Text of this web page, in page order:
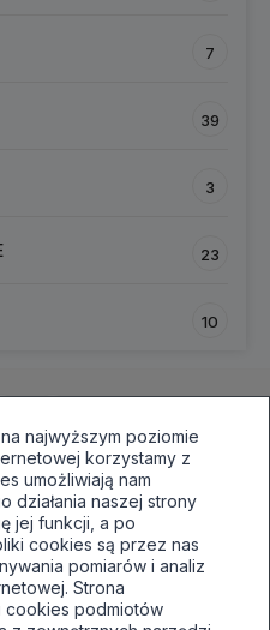
najwyższym poziomie
korzystamy z
umożliwiają nam
działania naszej strony
jej funkcji, a po
cookies są przez nas
pomiarów i analiz
Strona
cookies podmiotów
7
39
3
23
10
ul.Filarowa 52